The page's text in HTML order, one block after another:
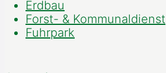
Erdbau
Forst- & Kommunaldienst
Fuhrpark